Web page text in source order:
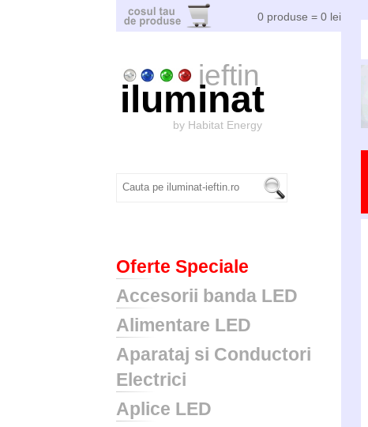
0 produse = 0 lei
ieftin
iluminat
by Habitat Energy
Oferte Speciale
Accesorii banda LED
Alimentare LED
Aparataj si Conductori
Electrici
Aplice LED